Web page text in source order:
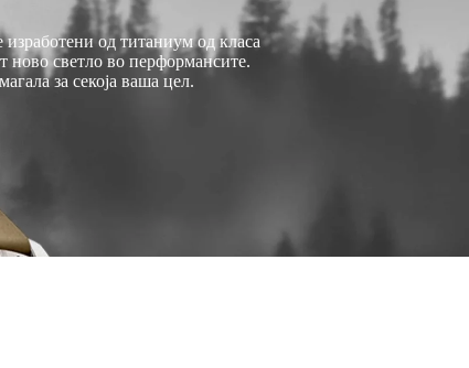
од титаниум од класа
ново светло во перформансите.
за секоја ваша цел.